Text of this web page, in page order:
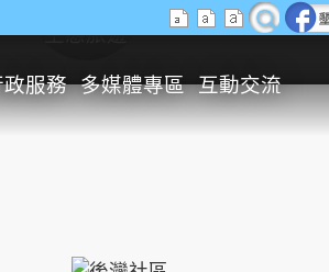
政服務 多媒體專區 互動交流
生態旅遊